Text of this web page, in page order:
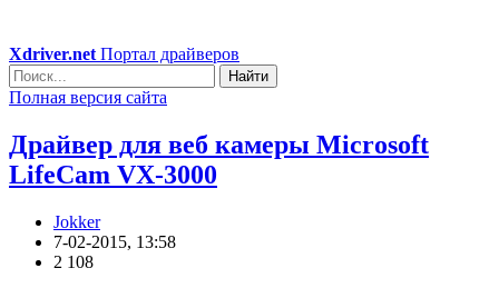
Xdriver.net Портал драйверов
Найти
Полная версия сайта
Драйвер для веб камеры Microsoft
LifeCam VX-3000
Jokker
7-02-2015, 13:58
2 108